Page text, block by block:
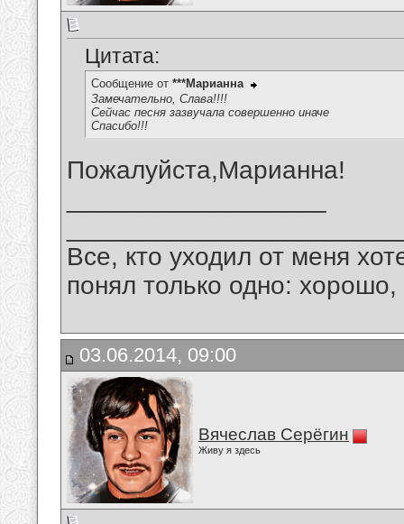
Цитата:
Сообщение от ***Марианна
Замечательно, Слава!!!!
Сейчас песня зазвучала совершенно иначе
Спасибо!!!
Пожалуйста,Марианна!
Все, кто уходил от меня
понял только одно:
03.06.2014, 09:00
Вячеслав Серёгин
Живу я здесь